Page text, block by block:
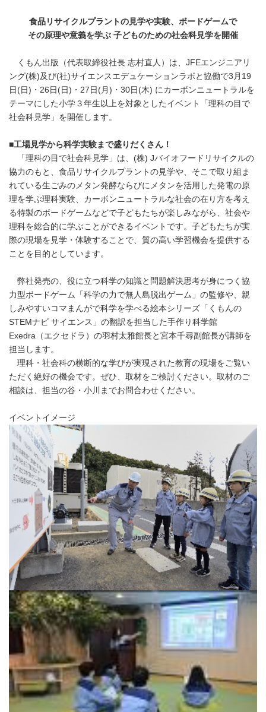
食品リサイクルプラントの見学や実験、ボードゲームで
その原理や意義を学ぶ 子どものための社会科見学を開催
くもん出版（代表取締役社長 志村直人）は、JFEエンジニアリ
ング(株)及び(社)サイエンスエデュケーションラボと協働で3月19
日(日)・26日(日)・27日(月)・30日(木) にカーボンニュートラルを
テーマにした小学３年生以上を対象としたイベント「理科の目で
社会科見学」を開催します。
■工場見学から科学実験まで盛りだくさん！
「理科の目で社会科見学」は、(株) Jバイオフードリサイクルの
協力のもと、食品リサイクルプラントの見学や、そこで取り組ま
れている生ごみのメタン発酵ならびにメタンを活用した発電の原
理を学ぶ理科実験、カーボンニュートラルな社会の在り方を考え
る特製のボードゲームなどで子どもたちが楽しみながら、社会や
理科を総合的に学ぶことができるイベントです。子どもたちが実
際の現場を見学・体験することで、質の高い学習機会を提供する
ことを目的としています。
弊社発売の、役に立つ科学の知識と問題解決思考が身につく協
力型ボードゲーム「科学の力で無人島脱出ゲーム」の監修や、親
しみやすいコマまんがで科学を学べる絵本シリーズ「くもんの
STEMナビ サイエンス」の翻訳を担当した手作り科学館
Exedra（エクセドラ）の羽村太雅館長と宮本千尋副館長が講師を
担当します。
理科・社会科の横断的な学びが実現された教育の現場をご覧い
ただく絶好の機会です。ぜひ、取材をご検討ください。取材のご
相談は、担当の谷・小川までお問合わせください。
イベントイメージ